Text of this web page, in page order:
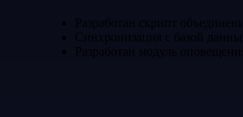
Разработан скрипт
Синхронизация с базой
Разработан модуль